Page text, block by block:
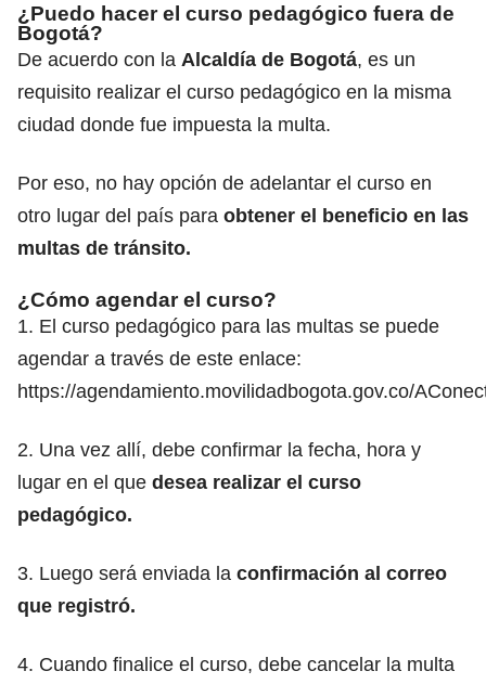
¿Puedo hacer el curso pedagógico fuera de
Bogotá?
De acuerdo con la Alcaldía de Bogotá, es un
requisito realizar el curso pedagógico en la misma
ciudad donde fue impuesta la multa.
Por eso, no hay opción de adelantar el curso en
otro lugar del país para obtener el beneficio en las
multas de tránsito.
¿Cómo agendar el curso?
1. El curso pedagógico para las multas se puede
agendar a través de este enlace:
https://agendamiento.movilidadbogota.gov.co/
2. Una vez allí, debe confirmar la fecha, hora y
lugar en el que desea realizar el curso
pedagógico.
3. Luego será enviada la confirmación al correo
que registró.
4. Cuando finalice el curso, debe cancelar la multa